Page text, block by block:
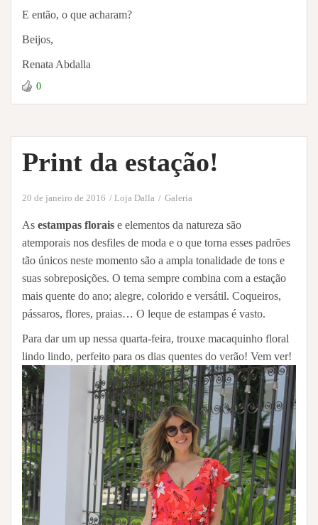
E então, o que acharam?
Beijos,
Renata Abdalla
0
Print da estação!
20 de janeiro de 2016 Loja Dalla Galeria
As estampas florais e elementos da natureza são
atemporais nos desfiles de moda e o que torna esses padrões
tão únicos neste momento são a ampla tonalidade de tons e
suas sobreposições. O tema sempre combina com a estação
mais quente do ano; alegre, colorido e versátil. Coqueiros,
pássaros, flores, praias… O leque de estampas é vasto.
Para dar um up nessa quarta-feira, trouxe macaquinho floral
lindo lindo, perfeito para os dias quentes do verão! Vem ver!